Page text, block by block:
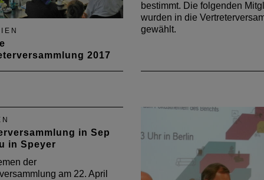
2017
Bei der
Sitzung am 28. April
die Besetzung der
bestimmt. Die folgenden
wurden in die
gewählt.
in Sep
in Speyer
der
am 22. April